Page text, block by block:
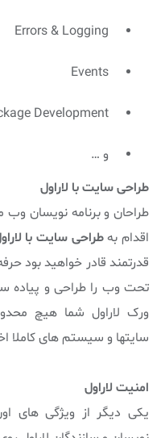
Errors & Logging
Events
Development
و …
طراحی سایت با لاراول
طراحان و برنامه نویسان وب
اقدام بهطراحی سایت با
قدرتمند قادر خواهید بود
تحت وب را طراحی و پیاده
ورک لاراول شما هیچ
سایتها و سیستم های کاملا
امنیت لاراول
یکی دیگر از ویژگی های